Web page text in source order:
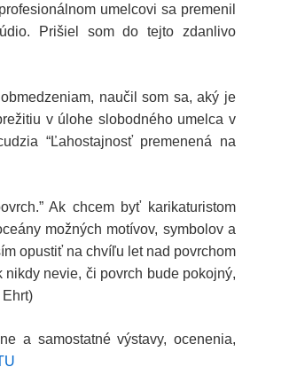
umelcovi sa premenil
Prišiel som do tejto zdanlivo
naučil som sa, aký je
v úlohe slobodného umelca v
“Ľahostajnosť premenená na
Ak chcem byť karikaturistom
možných motívov, symbolov a
opustiť na chvíľu let nad povrchom
nevie, či povrch bude pokojný,
a samostatné výstavy, ocenenia,